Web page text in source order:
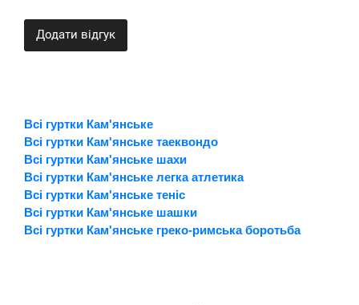
Додати відгук
Всі гуртки Кам'янське
Всі гуртки Кам'янське таеквондо
Всі гуртки Кам'янське шахи
Всі гуртки Кам'янське легка атлетика
Всі гуртки Кам'янське теніс
Всі гуртки Кам'янське шашки
Всі гуртки Кам'янське греко-римська боротьба